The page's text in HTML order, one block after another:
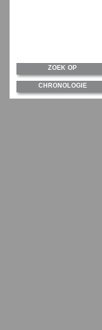
ZOEK OP
CHRONOLOGIE